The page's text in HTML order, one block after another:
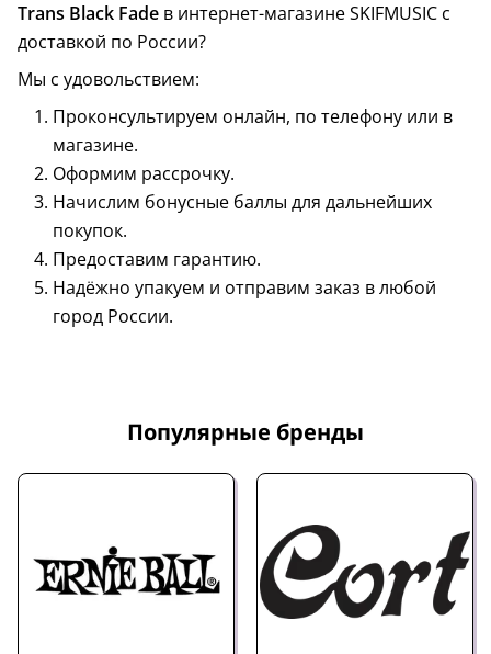
Trans Black Fade в интернет-магазине SKIFMUSIC с
доставкой по России?
Мы с удовольствием:
Проконсультируем онлайн, по телефону или в
магазине.
Оформим рассрочку.
Начислим бонусные баллы для дальнейших
покупок.
Предоставим гарантию.
Надёжно упакуем и отправим заказ в любой
город России.
Популярные бренды